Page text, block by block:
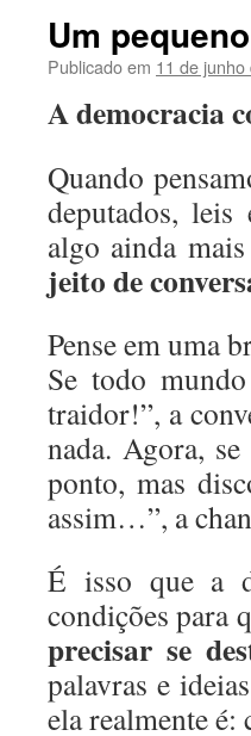
Um
Publicado em 11 de
A democracia
Quando
deputados,
algo ainda
jeito de
Pense em uma
Se todo
traidor!”, a
nada. Agora,
ponto, mas
assim…”, a
É isso que a
condições para
precisar se
palavras e
ela realmente é: